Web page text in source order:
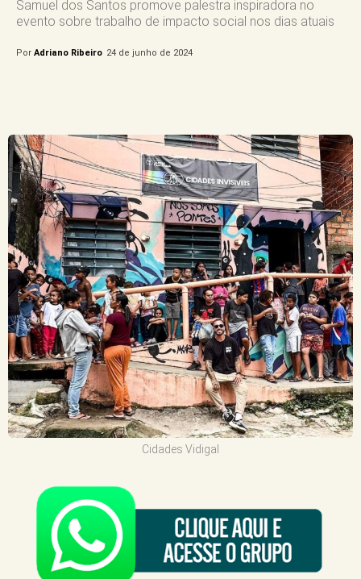
Samuel dos Santos promove palestra inspiradora no
evento sobre trabalho de impacto social nos dias atuais
Por Adriano Ribeiro 24 de junho de 2024
Cidades Vidigal